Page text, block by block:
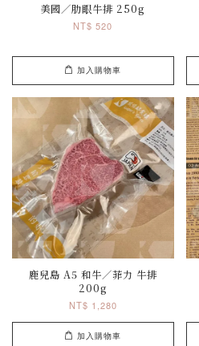
美國／肋眼牛排 250g
NT$ 520
加入購物車
鹿兒島 A5 和牛／菲力 牛排
200g
NT$ 1,280
加入購物車